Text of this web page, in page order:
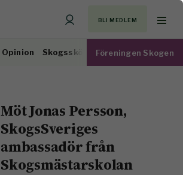
BLI MEDLEM
Opinion Skogsskötsel Virkesmarknad
Föreningen Skogen
Möt Jonas Persson,
SkogsSveriges
ambassadör från
Skogsmästarskolan